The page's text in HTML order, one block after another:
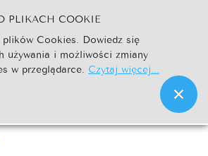
Go
PLIKACH COOKIE
plików Cookies. Dowiedz się
używania i możliwości zmiany
w przeglądarce. Czytaj więcej...